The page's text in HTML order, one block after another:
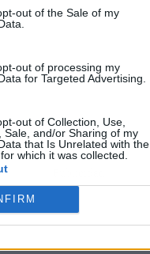
out of the Sale of my
out of processing my
for Targeted Advertising.
out of Collection, Use,
Sale, and/or Sharing of my
that Is Unrelated with the
which it was collected.